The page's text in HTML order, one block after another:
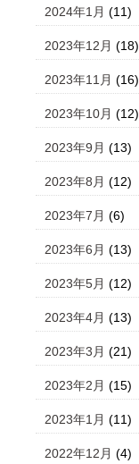
2024年1月 (11)
2023年12月 (18)
2023年11月 (16)
2023年10月 (12)
2023年9月 (13)
2023年8月 (12)
2023年7月 (6)
2023年6月 (13)
2023年5月 (12)
2023年4月 (13)
2023年3月 (21)
2023年2月 (15)
2023年1月 (11)
2022年12月 (4)